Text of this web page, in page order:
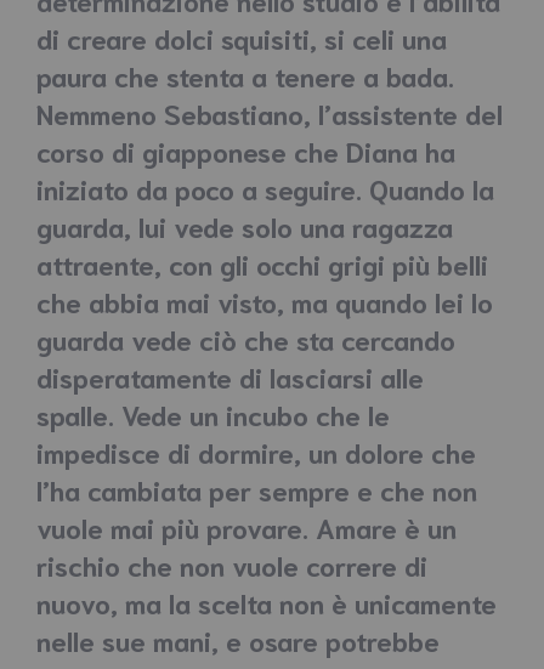
di creare dolci squisiti, si celi una
paura che stenta a tenere a bada.
Nemmeno Sebastiano, l’assistente del
corso di giapponese che Diana ha
iniziato da poco a seguire. Quando la
guarda, lui vede solo una ragazza
attraente, con gli occhi grigi più belli
che abbia mai visto, ma quando lei lo
guarda vede ciò che sta cercando
disperatamente di lasciarsi alle
spalle. Vede un incubo che le
impedisce di dormire, un dolore che
l’ha cambiata per sempre e che non
vuole mai più provare. Amare è un
rischio che non vuole correre di
nuovo, ma la scelta non è unicamente
nelle sue mani, e osare potrebbe